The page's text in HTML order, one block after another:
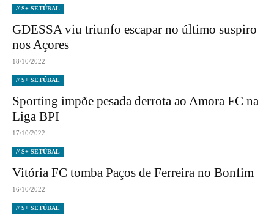
// S+ SETÚBAL
GDESSA viu triunfo escapar no último suspiro
nos Açores
18/10/2022
// S+ SETÚBAL
Sporting impõe pesada derrota ao Amora FC na
Liga BPI
17/10/2022
// S+ SETÚBAL
Vitória FC tomba Paços de Ferreira no Bonfim
16/10/2022
// S+ SETÚBAL